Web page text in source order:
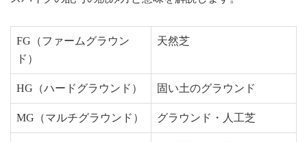
FG（ファームグラウン
ド）
天然芝
HG（ハードグラウンド） 固い土のグラウンド
MG（マルチグラウンド） グラウンド・人工芝